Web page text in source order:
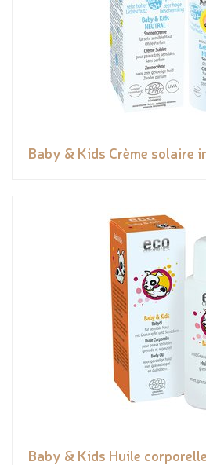
Baby & Kids Crème solaire
Baby & Kids Huile corporelle